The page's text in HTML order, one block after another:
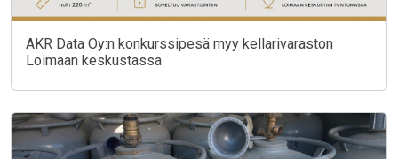
AKR Data Oy:n konkurssipesä myy kellarivaraston
Loimaan keskustassa